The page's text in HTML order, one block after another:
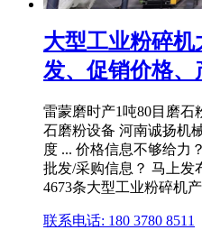
大型工业粉碎
发、促销价格、
雷蒙磨时产1吨80目磨
石磨粉设备 河南诚扬机
度 ... 价格信息不够给力
批发/采购信息？ 马上发
4673条大型工业粉碎机
联系电话: 180 3780 8511